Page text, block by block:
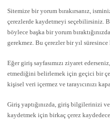
Sitemize bir yorum bırakırsanız,
çerezlerde kaydetmeyi seçebilirsiniz.
böylece başka bir yorum
gerekmez. Bu çerezler bir yıl süresince
Eğer giriş sayfasımızı ziyaret
etmediğini belirlemek için geçici bir
kişisel veri içermez ve tarayıcınızı
Giriş yaptığınızda, giriş bilgilerinizi
kaydetmek için birkaç çerez